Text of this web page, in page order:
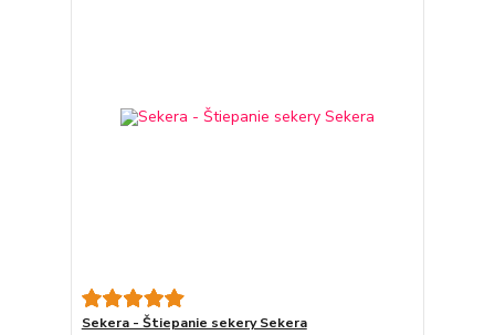
Sekera - Štiepanie sekery Sekera